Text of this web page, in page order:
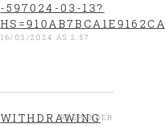
-597024-03-13?
16/03/2024 ÁS 2:57
WITHDRAWING
RESPONDER